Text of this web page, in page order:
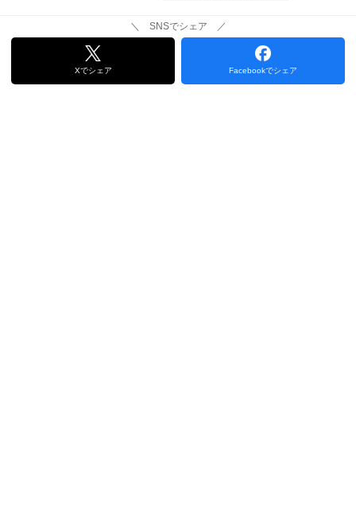
＼ SNSでシェア ／
Xでシェア Facebookでシェア